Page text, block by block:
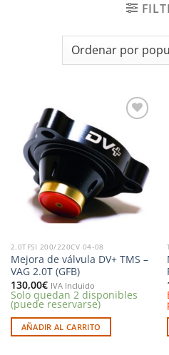
lista de
deseos
2.0TFSI 200/220CV 04-08
Mejora de válvula DV+ TMS –
VAG 2.0T (GFB)
130,00€ IVA Incluido
Solo quedan 2 disponibles
(puede reservarse)
AÑADIR AL CARRITO